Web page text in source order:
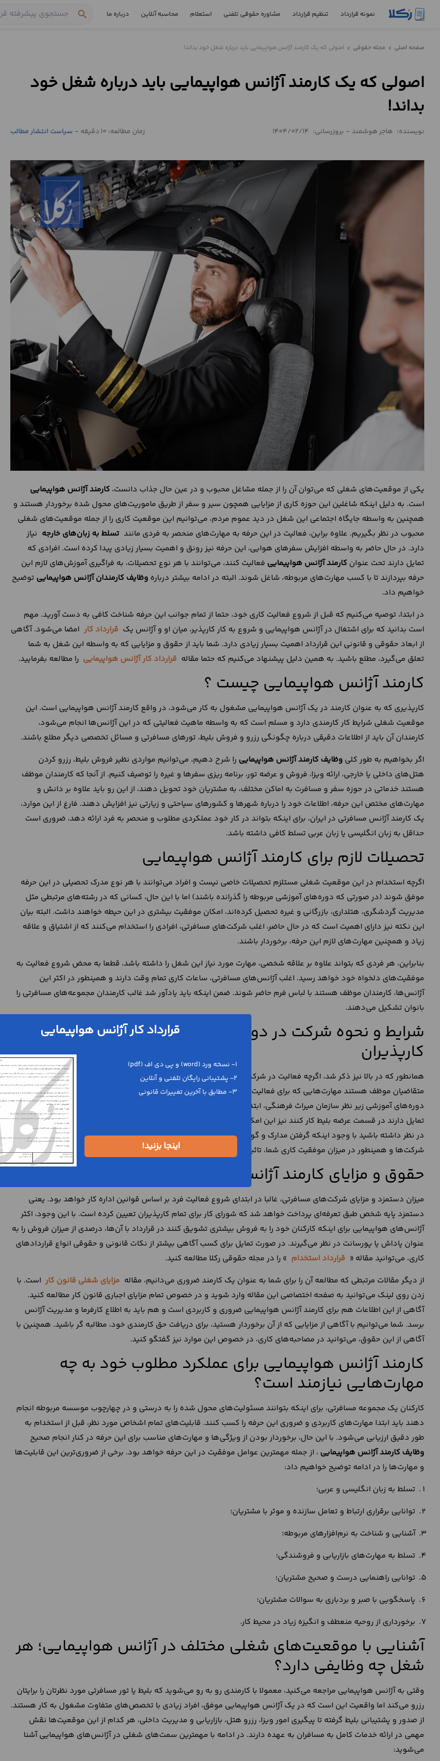
نمونه قرارداد تنظیم قرارداد مشاوره حقوقی تلفنی استعلام محاسبه آنلاین درباره ما search
قرارداد
تنظیم
حقوقی
استعلام
تماس
صفحه اصلی chevron_left مجله حقوقی chevron_left اصولی که یک کارمند آژانس هواپیمایی باید درباره شغل خود بداند!
اصولی که یک کارمند آژانس هواپیمایی باید درباره شغل خود
بداند!
نویسنده: هاجر هوشمند - بروزرسانی: 1404/02/14 زمان مطالعه: 10 دقیقه - سیاست انتشار مطالب
یکی از موقعیت‌های شغلی که می‌توان آن را از جمله مشاغل محبوب و در عین حال جذاب دانست، کارمند آژانس هواپیمایی
است. به دلیل اینکه شاغلین این حوزه کاری از مزایایی همچون سیر و سفر از طریق ماموریت‌های محول شده برخوردار هستند و
همچنین به واسطه جایگاه اجتماعی این شغل در دید عموم مردم، می‌توانیم این موقعیت کاری را از جمله موقعیت‌های شغلی
محبوب در نظر بگیریم. علاوه براین، فعالیت در این حرفه به مهارت‌های منحصر به فردی مانند تسلط به زبان‌های خارجه نیاز
دارد. در حال حاضر به واسطه افزایش سفرهای هوایی، این حرفه نیز رونق و اهمیت بسیار زیادی پیدا کرده است. افرادی که
تمایل دارند تحت عنوان کارمند آژانس هواپیمایی فعالیت کنند، می‌توانند با هر نوع تحصیلات، به فراگیری آموزش‌های لازم این
حرفه بپردازند تا با کسب مهارت‌های مربوطه، شاغل شوند. البته در ادامه بیشتر درباره وظایف کارمندان آژانس هواپیمایی توضیح
خواهیم داد.
در ابتدا، توصیه می‌کنیم که قبل از شروع فعالیت کاری خود، حتما از تمام جوانب این حرفه شناخت کافی به دست آورید. مهم
است بدانید که برای اشتغال در آژانس هواپیمایی و شروع به کار کارپذیر، میان او و آژانس یک قرارداد کار امضا می‌شود. آگاهی
از ابعاد حقوقی و قانونی این قرارداد اهمیت بسیار زیادی دارد. شما باید از حقوق و مزایایی که به واسطه این شغل به شما
تعلق می‌گیرد، مطلع باشید. به همین دلیل پیشنهاد می‌کنیم که حتما مقاله قرارداد کار آژانس هواپیمایی را مطالعه بفرمایید.
کارمند آژانس هواپیمایی چیست ؟
کارپذیری که به عنوان کارمند در یک آژانس هواپیمایی مشغول به کار می‌شود، در واقع کارمند آژانس هواپیمایی است. این
موقعیت شغلی شرایط کار کارمندی دارد و مسلم است که به واسطه ماهیت فعالیتی که در این آژانس‌ها انجام می‌شود،
کارمندان آن باید از اطلاعات دقیقی درباره چگونگی رزرو و فروش بلیط، تورهای مسافرتی و مسائل تخصصی دیگر مطلع باشند.
اگر بخواهیم به طور کلی وظایف کارمند آژانس هواپیمایی را شرح دهیم، می‌توانیم مواردی نظیر فروش بلیط، رزرو کردن
هتل‌های داخلی یا خارجی، ارائه ویزا، فروش و عرضه تور، برنامه ریزی سفرها و غیره را توصیف کنیم. از آنجا که کارمندان موظف
هستند خدماتی در حوزه سفر و مسافرت به اماکن مختلف، به مشتریان خود تحویل دهند، از این رو باید علاوه بر دانش و
مهارت‌های مختص این حرفه، اطلاعات خود را درباره شهرها و کشورهای سیاحتی و زیارتی نیز افزایش دهند. فارغ از این موارد،
یک کارمند آژانس مسافرتی در ایران، برای اینکه بتواند در کار خود عملکردی مطلوب و منحصر به فرد ارائه دهد، ضروری است
حداقل به زبان انگلیسی یا زبان عربی تسلط کافی داشته باشد.
تحصیلات لازم برای کارمند آژانس هواپیمایی
اگرچه استخدام در این موقعیت شغلی مستلزم تحصیلات خاصی نیست و افراد می‌توانند با هر نوع مدرک تحصیلی در این حرفه
موفق شوند (در صورتی که دوره‌های آموزشی مربوطه را گذرانده باشند) اما با این حال، کسانی که در رشته‌های مرتبطی مثل
مدیریت گردشگری، هتلداری، بازرگانی و غیره تحصیل کرده‌اند، امکان موفقیت بیشتری در این حیطه خواهند داشت. البته بیان
این نکته نیز دارای اهمیت است که در حال حاضر، اغلب شرکت‌های مسافرتی، افرادی را استخدام می‌کنند که از اشتیاق و علاقه
زیاد و همچنین مهارت‌های لازم این حرفه، برخوردار باشند.
بنابراین، هر فردی که بتواند علاوه بر علاقه شخصی، مهارت مورد نیاز این شغل را داشته باشد، قطعا به محض شروع فعالیت به
موفقیت‌های دلخواه خود خواهد رسید. اغلب آژانس‌های مسافرتی، ساعات کاری تمام وقت دارند و همینطور در اکثر این
آژانس‌ها، کارمندان موظف هستند با لباس فرم حاضر شوند. ضمن اینکه باید یادآور شد غالب کارمندان مجموعه‌های مسافرتی را
بانوان تشکیل می‌دهند.
شرایط و نحوه شرکت در دوره‌های آموزشی برای این دسته از
کارپذیران
همانطور که در بالا نیز ذکر شد، اگرچه فعالیت در شرکت‌های مسافرتی به رشته تحصیلی به خصوصی نیازمند نیست اما با این حال،
متقاضیان موظف هستند مهارت‌هایی که برای فعالیت در این حوزه لازم است را فرا گیرند. متقاضیان می‌توانند با شرکت در
دوره‌های آموزشی زیر نظر سازمان میراث فرهنگی، ابتدا فعالیت خود را از واحدهای فروش تور آغاز کنند. همچنین برای افرادی که
تمایل دارند در قسمت عرضه بلیط کار کنند نیز این امکان فراهم است که از طریق موسسات مختلف، در این زمینه آموزش‌ ببیند.
در نظر داشته باشید با وجود اینکه گرفتن مدارک و گواهی‌های مربوطه ضروری نیست اما می‌تواند در گزینش شما از سوی
شرکت‌ها و همینطور در میزان موفقیت کاری شما، تاثیرات قابل توجهی داشته باشد.
حقوق و مزایای کارمند آژانس هواپیمایی
میزان دستمزد‌ و مزایای شرکت‌های مسافرتی، غالبا در ابتدای شروع فعالیت فرد بر اساس قوانین اداره کار خواهد بود. یعنی
دستمزد پایه شخص طبق تعرفه‌ای پرداخت خواهد شد که شورای کار برای تمام کارپذیران تعیین کرده است. با این وجود،‌ اکثر
آژانس‌های هواپیمایی برای اینکه کارکنان خود را به فروش بیشتری تشویق کنند در قرارداد با آن‌ها، درصدی از میزان فروش را به
عنوان پاداش یا پورسانت در نظر می‌گیرند. در صورت تمایل برای کسب آگاهی بیشتر از نکات قانونی و حقوقی انواع قراردادهای
کاری، می‌توانید مقاله « قرارداد استخدام » را در مجله حقوقی رکلا مطالعه کنید.
از دیگر مقالات مرتبطی که مطالعه آن را برای شما به عنوان یک کارمند ضروری می‌دانیم، مقاله مزایای شغلی قانون کار است. با
زدن روی لینک می‌توانید به صفحه اختصاصی این مقاله وارد شوید و در خصوص تمام مزایای اجباری قانون کار مطالعه کنید.
آگاهی از این اطلاعات هم برای کارمند آژانس هواپیمایی ضروری و کاربردی است و هم باید به اطلاع کارفرما و مدیریت آژانس
برسد. شما می‌توانیم با آگاهی از مزایایی که از آن برخوردار هستید، برای دریافت حق کارمندی خود، مطالبه گر باشید. همچنین با
آگاهی از این حقوق، می‌توانید در مصاحبه‌های کاری، در خصوص این موارد نیز گفتگو کنید.
کارمند آژانس هواپیمایی برای عملکرد مطلوب خود به چه
مهارت‌هایی نیازمند است؟
کارکنان یک مجموعه مسافرتی، برای اینکه بتوانند مسئولیت‌های محول شده را به درستی و در چهارچوب موسسه مربوطه انجام
دهند باید ابتدا مهارت‌های کاربردی و ضروری این حرفه را کسب کنند. قابلیت‌های تمام اشخاص مورد نظر، قبل از استخدام به
طور دقیق ارزیابی می‌شود. با این حال، برخوردار بودن از ویژگی‌ها و مهارت‌های مناسب برای این حرفه در کنار انجام صحیح
وظایف کارمند آژانس هواپیمایی ، از جمله مهمترین عوامل موفقیت در این حرفه خواهد بود. برخی از ضروری‌ترین این قابلیت‌ها
و مهارت‌ها را در ادامه توضیح خواهیم داد:
تسلط به زبان انگلیسی و عربی؛
توانایی برقراری ارتباط و تعامل سازنده و موثر با مشتریان؛
آشنایی و شناخت به نرم‌افزار‌های مربوطه؛
تسلط به مهارت‌های بازاریابی و فروشندگی؛
توانایی راهنمایی درست و صحیح مشتریان؛
پاسخگویی با صبر و بردباری به سوالات مشتریان؛
برخورداری از روحیه منعطف و انگیزه زیاد در محیط کار.
آشنایی با موقعیت‌های شغلی مختلف در آژانس هواپیمایی؛ هر
شغل چه وظایفی دارد؟
وقتی به آژانس هواپیمایی مراجعه می‌کنید، معمولا با کارمندی رو به‌ رو می‌شوید که بلیط یا تور مسافرتی مورد نظرتان را برایتان
رزرو می‌کند اما واقعیت این است که در یک آژانس هواپیمایی موفق، افراد زیادی با تخصص‌های متفاوت مشغول به کار هستند.
از صدور و پشتیبانی بلیط گرفته تا پیگیری امور ویزا، رزرو هتل، بازاریابی و مدیریت داخلی، هر کدام از این موقعیت‌ها نقش
مهمی در ارائه خدمات کامل به مسافران به عهده دارند. در ادامه با مهمترین سمت‌های شغلی در آژانس‌های هواپیمایی آشنا
می‌شوید:
قرارداد کار آژانس هواپیمایی
1- نسخه ورد (word) و پی دی اف (pdf)
2- پشتیبانی رایگان تلفنی و آنلاین
3- مطابق با آخرین تغییرات قانونی
اینجا بزنید!